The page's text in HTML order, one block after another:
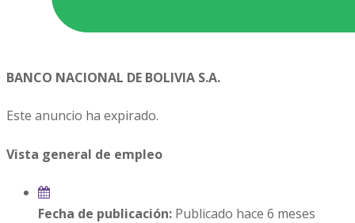
BANCO NACIONAL DE BOLIVIA S.A.
Este anuncio ha expirado.
Vista general de empleo
Fecha de publicación: Publicado hace 6 meses